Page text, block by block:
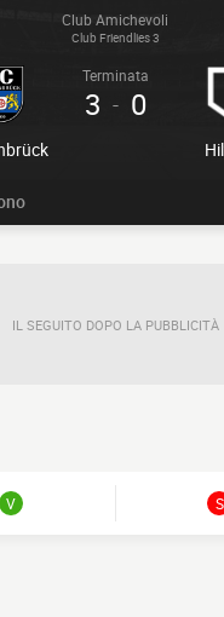
Club Amichevoli
Club Friendlies 3
Terminata
3 - 0
IL SEGUITO DOPO LA PUBBLICITÀ
V S